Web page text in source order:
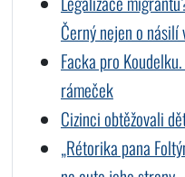
Černý nejen o násilí
Facka pro
rámeček
Cizinci obtěžovali
„Rétorika pana